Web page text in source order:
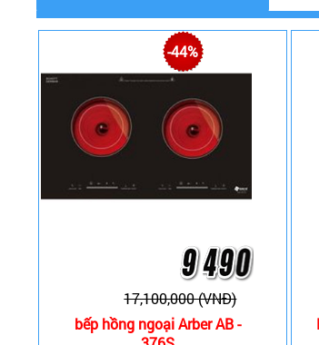
-44%
17,100,000 (VNĐ)
bếp hồng ngoại Arber AB -